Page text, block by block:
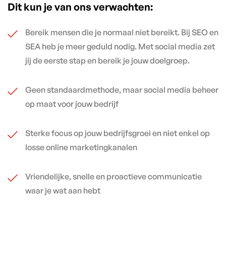
Dit kun je van ons verwachten:
Bereik mensen die je normaal niet bereikt. Bij SEO en
SEA heb je meer geduld nodig. Met social media zet
jij de eerste stap en bereik je jouw doelgroep.
Geen standaardmethode, maar social media beheer
op maat voor jouw bedrijf
Sterke focus op jouw bedrijfsgroei en niet enkel op
losse online marketingkanalen
Vriendelijke, snelle en proactieve communicatie
waar je wat aan hebt